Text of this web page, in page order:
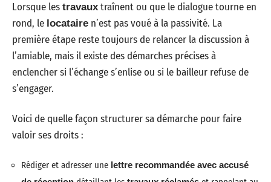
Lorsque les travaux traînent ou que le dialogue tourne en
rond, le locataire n’est pas voué à la passivité. La
première étape reste toujours de relancer la discussion à
l’amiable, mais il existe des démarches précises à
enclencher si l’échange s’enlise ou si le bailleur refuse de
s’engager.
Voici de quelle façon structurer sa démarche pour faire
valoir ses droits :
Rédiger et adresser une lettre recommandée avec accusé